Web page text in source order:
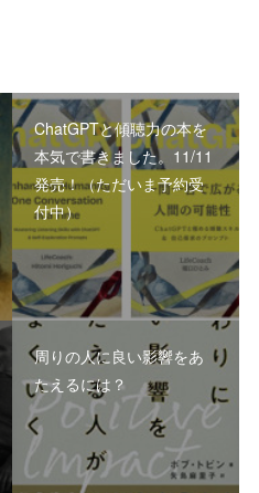
ChatGPTと傾聴力の本を
本気で書きました。11/11
発売！（ただいま予約受
付中）
周りの人に良い影響をあ
たえるには？